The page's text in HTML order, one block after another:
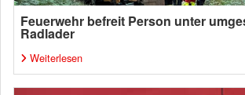
Feuerwehr befreit Person unter
Radlader
Weiterlesen